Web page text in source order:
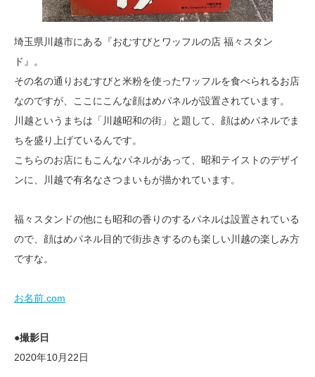
埼玉県川越市にある『おむすびとワッフルの店 福々スタン
ド』。
その名の通りおむすびと米粉を使ったワッフルを食べられるお店
なのですが、ここにこんな顔はめパネルが設置されています。
川越というまちは「川越昭和の街」と題して、顔はめパネルでま
ちを盛り上げているんです。
こちらのお店にもこんなパネルがあって、昭和テイストのデザイ
ンに、川越で有名なさつまいもが描かれています。
福々スタンドの他にも昭和の香りのするパネルは設置されている
ので、顔はめパネル目的で街歩きするのも楽しい川越の楽しみ方
ですな。
お名前.com
●撮影日
2020年10月22日